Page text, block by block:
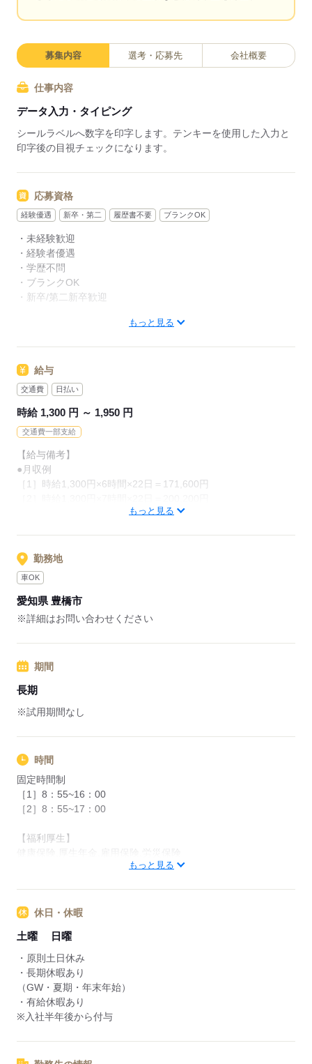
募集内容 選考・応募先 会社概要
仕事内容
データ入力・タイピング
シールラベルへ数字を印字します。テンキーを使用した入力と
印字後の目視チェックになります。
応募資格
経験優遇 新卒・第二 履歴書不要 ブランクOK
・未経験歓迎
・経験者優遇
・学歴不問
・ブランクOK
・新卒/第二新卒歓迎
もっと見る
給与
交通費 日払い
時給 1,300 円 ～ 1,950 円
交通費一部支給
【給与備考】
●月収例
［1］時給1,300円×6時間×22日＝171,600円
明）
もっと見る
勤務地
車OK
愛知県 豊橋市
※詳細はお問い合わせください
期間
長期
※試用期間なし
時間
固定時間制
［1］8：55~16：00
［2］8：55~17：00
【福利厚生】
・駐車場あり
・日/週/即日払いOK
・髪型/髪色自由
・履歴書不要
・友達と一緒に応募OK！
※各社内規定あり
もっと見る
休日・休暇
土曜 日曜
・原則土日休み
・長期休暇あり
（GW・夏期・年末年始）
・有給休暇あり
※入社半年後から付与